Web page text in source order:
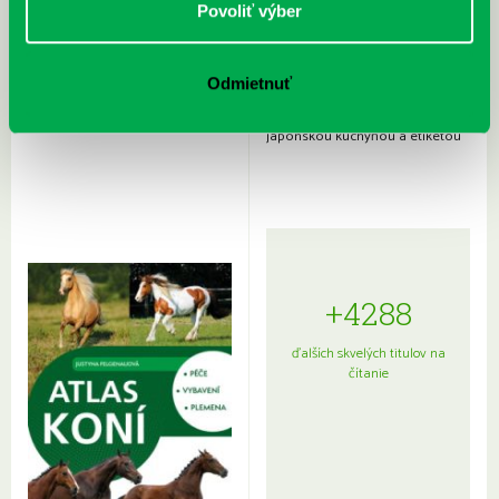
Povoliť výber
Odmietnuť
Rudź, Przemyslaw: Atlas hviezd:
Hardy, Paula: Japonsko na tanieri:
japonskou kuchyňou a etiketou
+4288
ďalších skvelých titulov na
čítanie